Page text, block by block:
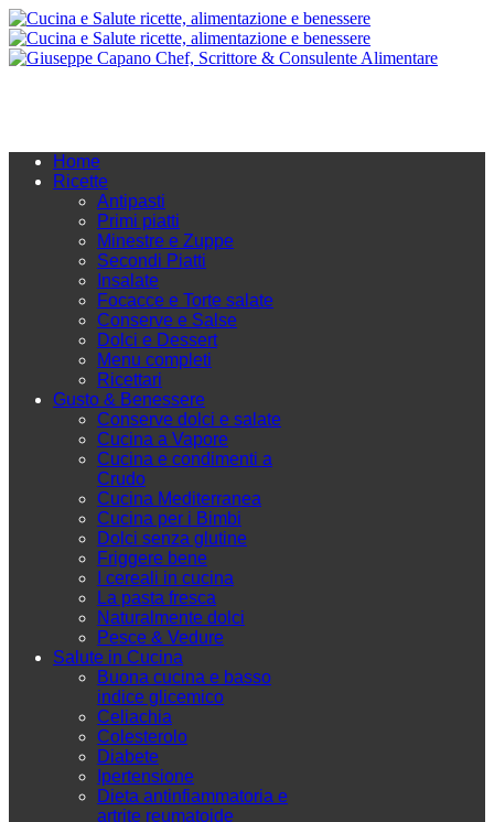
Home
Ricette
Antipasti
Primi piatti
Minestre e Zuppe
Secondi Piatti
Insalate
Focacce e Torte salate
Conserve e Salse
Dolci e Dessert
Menu completi
Ricettari
Gusto & Benessere
Conserve dolci e salate
Cucina a Vapore
Cucina e condimenti a
Crudo
Cucina Mediterranea
Cucina per i Bimbi
Dolci senza glutine
Friggere bene
I cereali in cucina
La pasta fresca
Naturalmente dolci
Pesce & Vedure
Salute in Cucina
Buona cucina e basso
indice glicemico
Celiachia
Colesterolo
Diabete
Ipertensione
Dieta antinfiammatoria e
artrite reumatoide